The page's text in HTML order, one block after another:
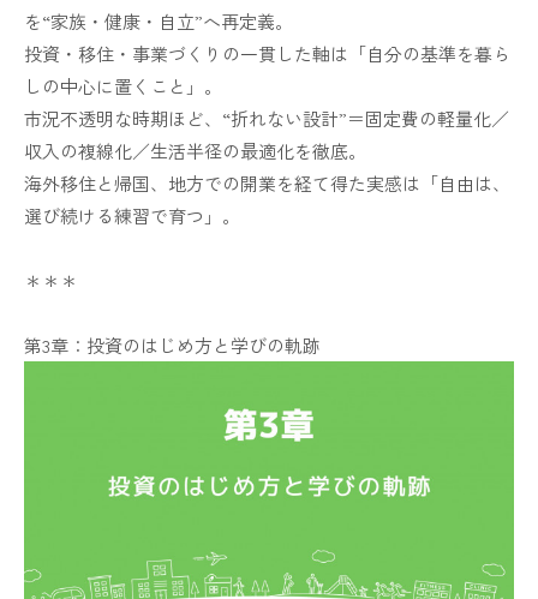
を“家族・健康・自立”へ再定義。
投資・移住・事業づくりの一貫した軸は「自分の基準を暮ら
しの中心に置くこと」。
市況不透明な時期ほど、“折れない設計”＝固定費の軽量化／
収入の複線化／生活半径の最適化を徹底。
海外移住と帰国、地方での開業を経て得た実感は「自由は、
選び続ける練習で育つ」。
＊＊＊
第3章：投資のはじめ方と学びの軌跡